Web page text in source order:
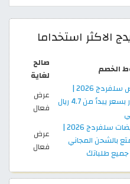
الاكثر استخداما
الخصم
صالح
لغاية
عروض سلفردج 2026 |
عطور بسعر يبدأ من 4.7 ريال
عرض
فعال
تخفيضات سلفردج 2026 |
بالشحن المجاني
طلباتك
عرض
فعال